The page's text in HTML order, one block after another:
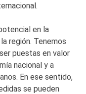
en la
región. Tenemos
puestas en valor
nacional y a
En ese sentido,
se pueden